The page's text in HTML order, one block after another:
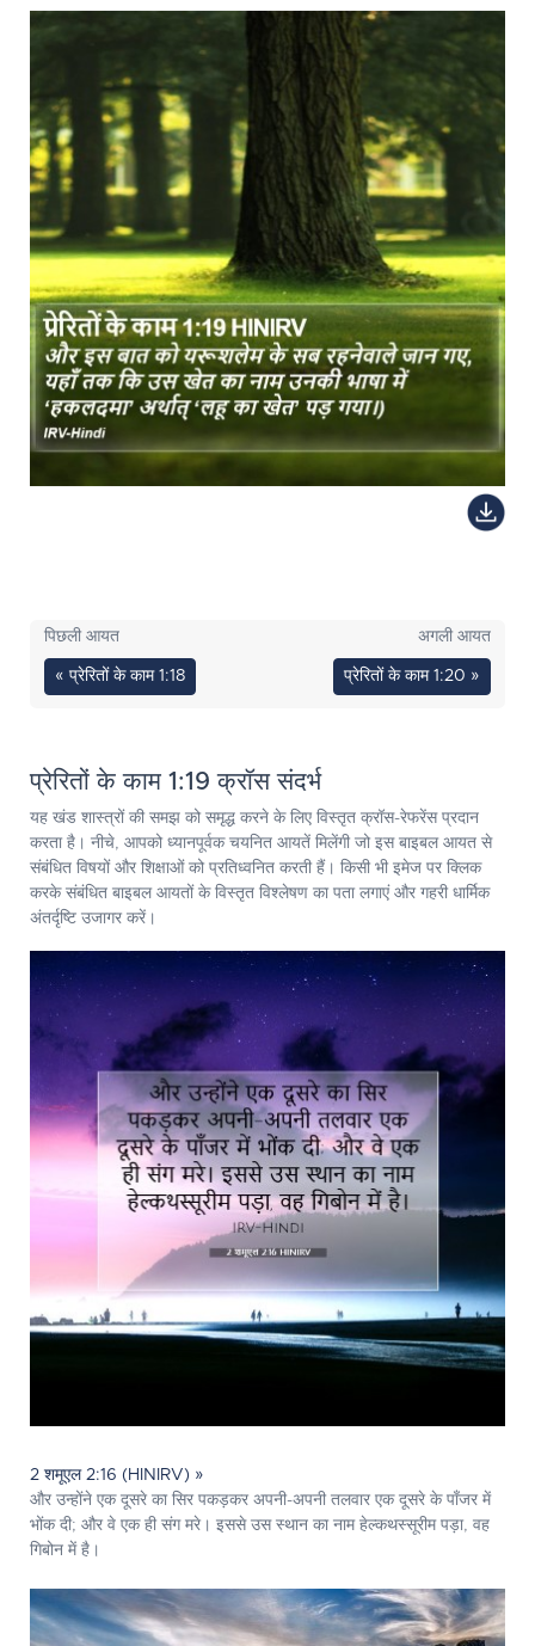
पिछली आयत
« प्रेरितों के काम 1:18
अगली आयत
प्रेरितों के काम 1:20 »
प्रेरितों के काम 1:19 क्रॉस संदर्भ
यह खंड शास्त्रों की समझ को समृद्ध करने के लिए विस्तृत क्रॉस-रेफरेंस प्रदान
करता है। नीचे, आपको ध्यानपूर्वक चयनित आयतें मिलेंगी जो इस बाइबल आयत से
संबंधित विषयों और शिक्षाओं को प्रतिध्वनित करती हैं। किसी भी इमेज पर क्लिक
करके संबंधित बाइबल आयतों के विस्तृत विश्लेषण का पता लगाएं और गहरी धार्मिक
अंतर्दृष्टि उजागर करें।
2 शमूएल 2:16 (HINIRV) »
और उन्होंने एक दूसरे का सिर पकड़कर अपनी-अपनी तलवार एक दूसरे के पाँजर में
भोंक दी; और वे एक ही संग मरे। इससे उस स्थान का नाम हेल्कथस्सूरीम पड़ा, वह
गिबोन में है।